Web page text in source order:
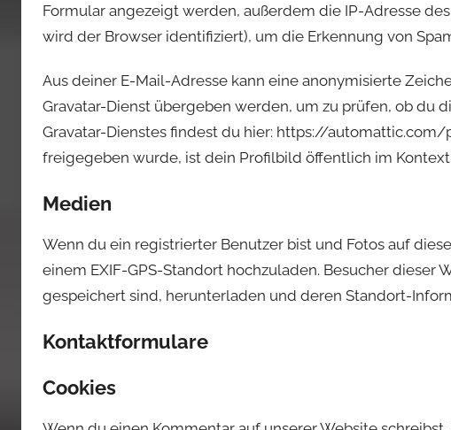
Formular angezeigt werden, außerdem die IP-Adresse
wird der Browser identifiziert), um die Erkennung von
Aus deiner E-Mail-Adresse kann eine anonymisierte
Gravatar-Dienst übergeben werden, um zu prüfen, ob du
Gravatar-Dienstes findest du hier: https://
freigegeben wurde, ist dein Profilbild öffentlich im
Medien
Wenn du ein registrierter Benutzer bist und Fotos auf
einem EXIF-GPS-Standort hochzuladen. Besucher dieser
gespeichert sind, herunterladen und deren Standort-
Kontaktformulare
Cookies